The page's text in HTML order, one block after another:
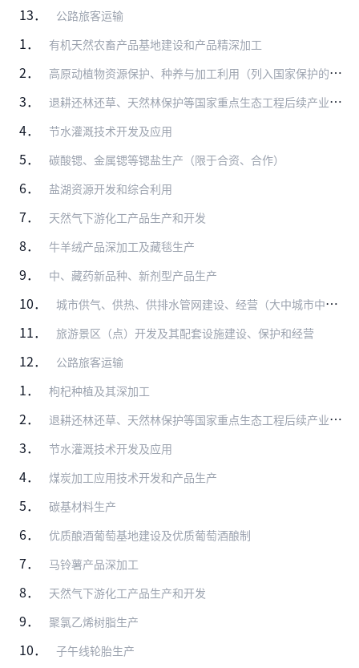
13． 公路旅客运输
1． 有机天然农畜产品基地建设和产品精深加工
2． 高原动植物资源保护、种养与加工利用（列入国家保护的资源除外）
3． 退耕还林还草、天然林保护等国家重点生态工程后续产业开发
4． 节水灌溉技术开发及应用
5． 碳酸锶、金属锶等锶盐生产（限于合资、合作）
6． 盐湖资源开发和综合利用
7． 天然气下游化工产品生产和开发
8． 牛羊绒产品深加工及藏毯生产
9． 中、藏药新品种、新剂型产品生产
10． 城市供气、供热、供排水管网建设、经营（大中城市中方控股）
11． 旅游景区（点）开发及其配套设施建设、保护和经营
12． 公路旅客运输
1． 枸杞种植及其深加工
2． 退耕还林还草、天然林保护等国家重点生态工程后续产业开发
3． 节水灌溉技术开发及应用
4． 煤炭加工应用技术开发和产品生产
5． 碳基材料生产
6． 优质酿酒葡萄基地建设及优质葡萄酒酿制
7． 马铃薯产品深加工
8． 天然气下游化工产品生产和开发
9． 聚氯乙烯树脂生产
10． 子午线轮胎生产